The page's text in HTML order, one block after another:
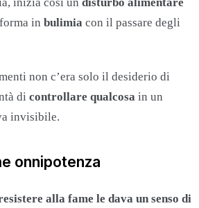
in bulimia con il passare degli
non c’era solo il desiderio di
di controllare qualcosa in un
invisibile.
onnipotenza
alla fame le dava un senso di